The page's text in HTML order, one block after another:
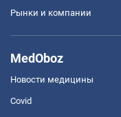
Рынки и компании
MedOboz
Новости медицины
Covid